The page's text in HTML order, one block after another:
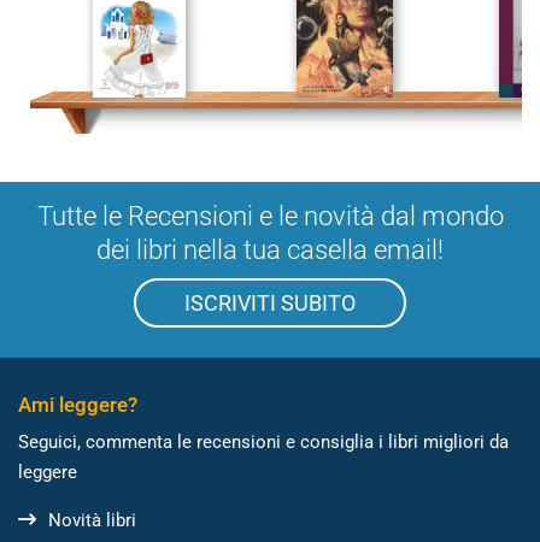
Tutte le Recensioni e le novità dal mondo
dei libri nella tua casella email!
ISCRIVITI SUBITO
Ami leggere?
Seguici, commenta le recensioni e consiglia i libri migliori da
leggere
Novità libri